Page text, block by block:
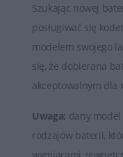
użytkowania.
na baterii podczas
podłączenia do
Baterie HP,
Po pewnej liczbie
zacząć tracić
Szukając nowej
posługiwać się
modelem swojego
się, że dobierana
akceptowalnym dla
Uwaga: dany
rodzajów baterii,
wymiarami